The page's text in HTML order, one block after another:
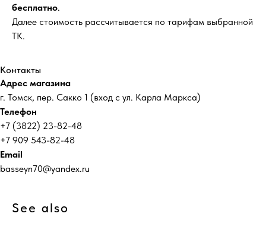
бесплатно.
Далее стоимость рассчитывается по тарифам выбранной
ТК.
Контакты
Адрес магазина
г. Томск, пер. Сакко 1 (вход с ул. Карла Маркса)
Телефон
+7 (3822) 23-82-48
+7 909 543-82-48
Email
basseyn70@yandex.ru
See also